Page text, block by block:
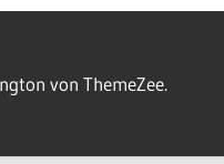
von ThemeZee.